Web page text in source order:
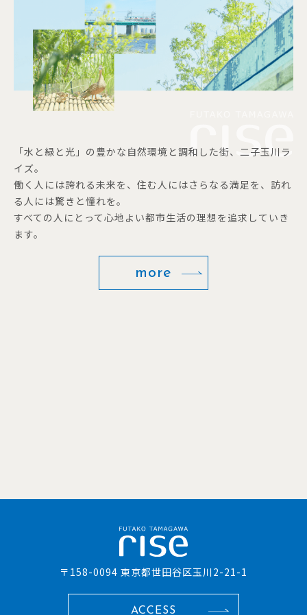
「水と緑と光」の豊かな自然環境と調和した街、二子玉川ラ
イズ。
働く人には誇れる未来を、住む人にはさらなる満足を、訪れ
る人には驚きと憧れを。
すべての人にとって心地よい都市生活の理想を追求していき
ます。
more
〒158-0094 東京都世田谷区玉川2-21-1
ACCESS